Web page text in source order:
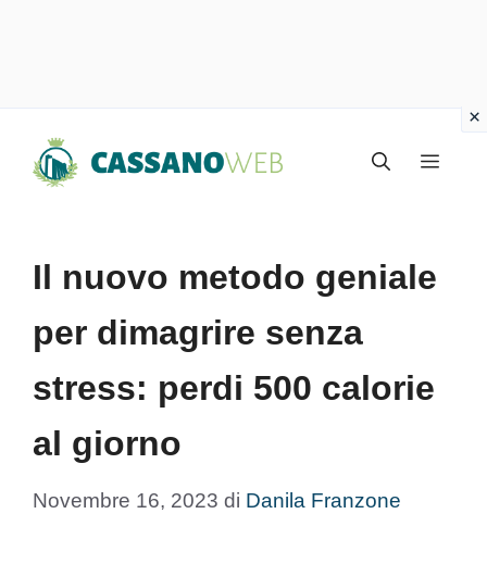
Menu
Il nuovo metodo geniale
per dimagrire senza
stress: perdi 500 calorie
al giorno
Novembre 16, 2023 di Danila Franzone